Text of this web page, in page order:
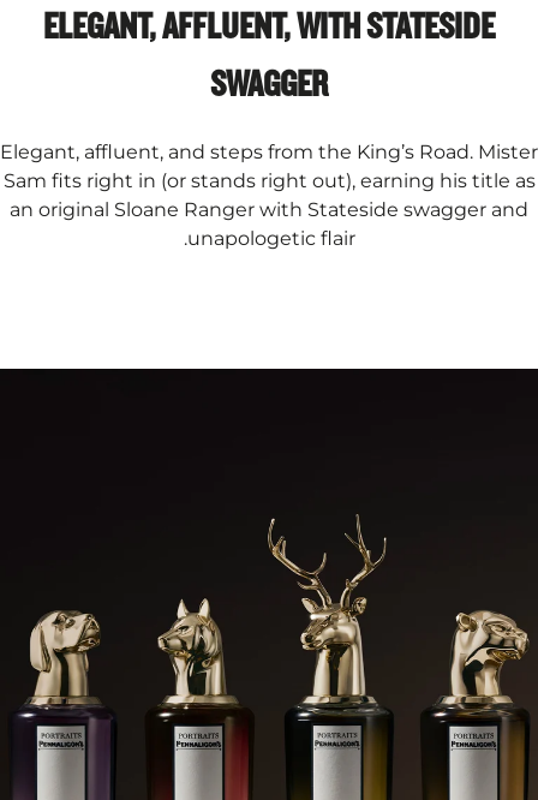
ELEGANT, AFFLUENT, WITH STATESIDE
SWAGGER
Elegant, affluent, and steps from the King’s Road. Mister
Sam fits right in (or stands right out), earning his title as
an original Sloane Ranger with Stateside swagger and
unapologetic flair.